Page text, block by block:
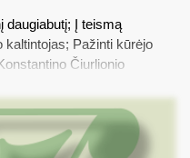
daugiabutį; Į teismą
Pažinti kūrėjo
Čiurlionio